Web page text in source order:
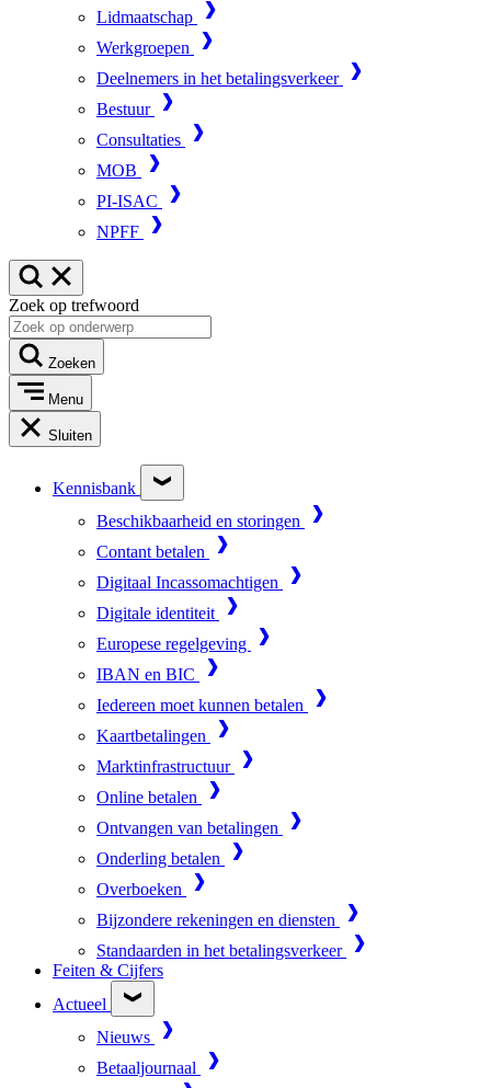
Lidmaatschap
Werkgroepen
Deelnemers in het betalingsverkeer
Bestuur
Consultaties
MOB
PI-ISAC
NPFF
Zoek op trefwoord
Zoeken
Menu
Sluiten
Kennisbank
Beschikbaarheid en storingen
Contant betalen
Digitaal Incassomachtigen
Digitale identiteit
Europese regelgeving
IBAN en BIC
Iedereen moet kunnen betalen
Kaartbetalingen
Marktinfrastructuur
Online betalen
Ontvangen van betalingen
Onderling betalen
Overboeken
Bijzondere rekeningen en diensten
Standaarden in het betalingsverkeer
Feiten & Cijfers
Actueel
Nieuws
Betaaljournaal